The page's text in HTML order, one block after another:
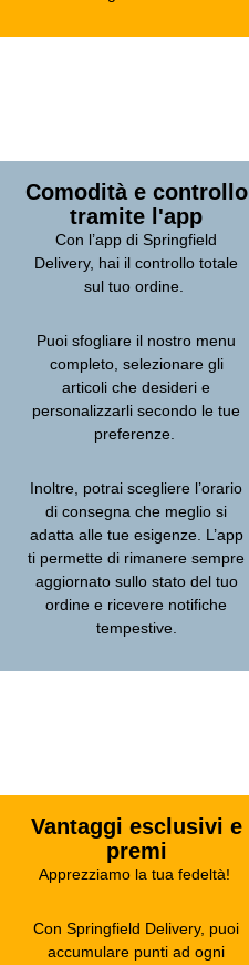
Comodità e controllo
tramite l'app
Con l’app di Springfield
Delivery, hai il controllo totale
sul tuo ordine.
Puoi sfogliare il nostro menu
completo, selezionare gli
articoli che desideri e
personalizzarli secondo le tue
preferenze.
Inoltre, potrai scegliere l’orario
di consegna che meglio si
adatta alle tue esigenze. L’app
ti permette di rimanere sempre
aggiornato sullo stato del tuo
ordine e ricevere notifiche
tempestive.
Vantaggi esclusivi e
premi
Apprezziamo la tua fedeltà!
Con Springfield Delivery, puoi
accumulare punti ad ogni